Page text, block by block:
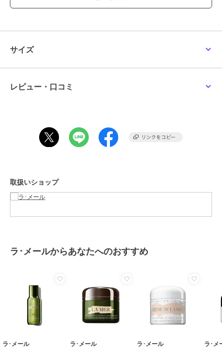
16,280円\n当サイトにおきましての現行価格での注文承りは\n2026
しては、\nクレジットカード・Amazon Payのみとなります。\n店頭
受取りサービス、コンビ二・郵便局での受取サービスはご利用いただ
ショップ ラ･メール
性別タイプ
商品のお取り扱い方法
サイズ
レビュー・口コミ
取扱いショップ
ラ･メールからあなたへのおすすめ
ラ･メール ラ･メール ラ･メール ラ･メ